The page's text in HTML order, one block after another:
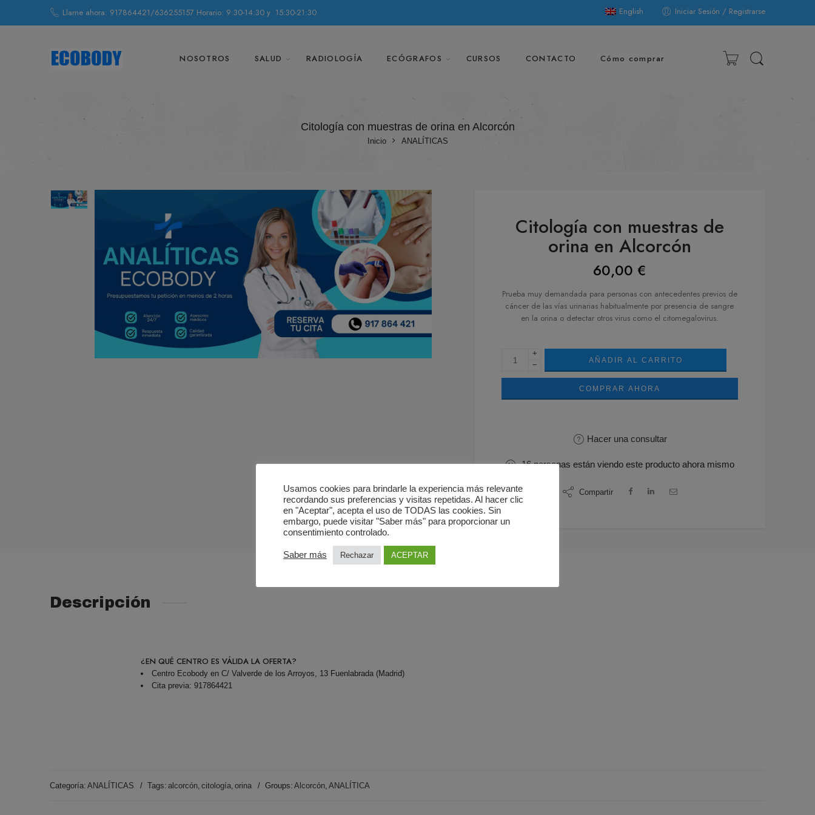
Llame ahora: 917864421/636255157 Horario: 9:30-14:30 y 15:30-21:30 English Iniciar Sesión / Registrarse
NOSOTROS SALUD RADIOLOGÍA ECÓGRAFOS CURSOS CONTACTO Cómo comprar
Citología con muestras de orina en Alcorcón
Inicio ANALÍTICAS
Citología con muestras de
orina en Alcorcón
60,00€
Prueba muy demandada para personas con antecedentes previos de
cáncer de las vías urinarias habitualmente por presencia de sangre
en la orina o detectar otros virus como el citomegalovirus.
+
−
AÑADIR AL CARRITO
COMPRAR AHORA
Hacer una consultar
16 personas están viendo este producto ahora mismo
Compartir
Descripción
¿EN QUÉ CENTRO ES VÁLIDA LA OFERTA?
Centro Ecobody en C/ Valverde de los Arroyos, 13 Fuenlabrada (Madrid)
Cita previa: 917864421
Categoría: ANALÍTICAS Tags: alcorcón citología orina Groups: Alcorcón ANALÍTICA
Usamos cookies para brindarle la experiencia más relevante
recordando sus preferencias y visitas repetidas. Al hacer clic
en "Aceptar", acepta el uso de TODAS las cookies. Sin
embargo, puede visitar "Saber más" para proporcionar un
consentimiento controlado.
Saber más Rechazar ACEPTAR